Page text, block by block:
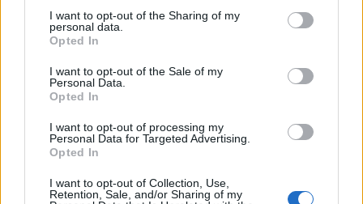
I want to opt-out of the Sharing of my
personal data.
Opted In
I want to opt-out of the Sale of my
Personal Data.
Opted In
I want to opt-out of processing my
Personal Data for Targeted Advertising.
Opted In
I want to opt-out of Collection, Use,
Retention, Sale, and/or Sharing of my
Lancer le diaporama